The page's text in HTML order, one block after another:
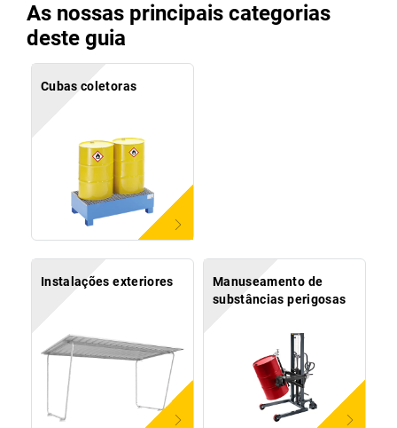
As nossas principais categorias
deste guia
Cubas coletoras
Instalações exteriores
Manuseamento de
substâncias perigosas